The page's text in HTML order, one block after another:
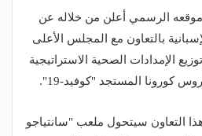
موقعه الرسمي أعلن من خلاله عن
بالتعاون مع المجلس الأعلى
الإمدادات الصحية الاستراتيجية
كورونا المستجد "كوفيد-19".
التعاون سيتحول ملعب "سانتياجو